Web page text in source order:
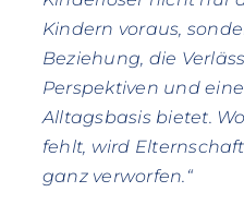
Kindern voraus,
Beziehung, die
Perspektiven und
Alltagsbasis bietet.
fehlt, wird
ganz verworfen.“